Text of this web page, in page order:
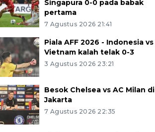
Singapura 0-0 pada babak
pertama
7 Agustus 2026 21:41
Piala AFF 2026 - Indonesia vs
Vietnam kalah telak 0-3
3 Agustus 2026 23:21
Besok Chelsea vs AC Milan di
Jakarta
7 Agustus 2026 22:35